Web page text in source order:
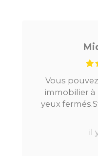
Vous
immobilier à
yeux
tout au long
réactive,
toutes mes
24h
il